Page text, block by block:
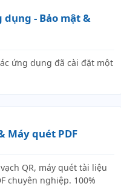
- Bảo mật &
ứng dụng đã cài đặt một
Máy quét PDF
QR, máy quét tài liệu
chuyên nghiệp. 100%